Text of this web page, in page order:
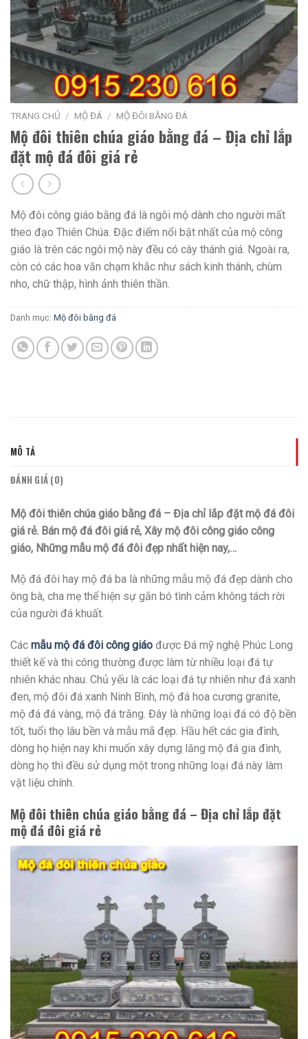
TRANG CHỦ / MỘ ĐÁ / MỘ ĐÔI BẰNG ĐÁ
Mộ đôi thiên chúa giáo bằng đá – Địa chỉ lắp
đặt mộ đá đôi giá rẻ
Mộ đôi công giáo bằng đá là ngôi mộ dành cho người mất
theo đạo Thiên Chúa. Đặc điểm nổi bật nhất của mộ công
giáo là trên các ngôi mộ này đều có cây thánh giá. Ngoài ra,
còn có các hoa văn chạm khắc như sách kinh thánh, chùm
nho, chữ thập, hình ảnh thiên thần.
Danh mục: Mộ đôi bằng đá
MÔ TẢ
ĐÁNH GIÁ (0)
Mộ đôi thiên chúa giáo bằng đá – Địa chỉ lắp đặt mộ đá đôi
giá rẻ. Bán mộ đá đôi giá rẻ, Xây mộ đôi công giáo công
giáo, Những mẫu mộ đá đôi đẹp nhất hiện nay,…
Mộ đá đôi hay mộ đá ba là những mẫu mộ đá đẹp dành cho
ông bà, cha mẹ thể hiện sự gắn bó tình cảm không tách rời
của người đá khuất.
Các mẫu mộ đá đôi công giáo được Đá mỹ nghệ Phúc Long
thiết kế và thi công thường được làm từ nhiều loại đá tự
nhiên khác nhau. Chủ yếu là các loại đá tự nhiên như đá xanh
đen, mộ đôi đá xanh Ninh Bình, mộ đá hoa cương granite,
mộ đá đá vàng, mộ đá trắng. Đây là những loại đá có độ bền
tốt, tuổi thọ lâu bền và mẫu mã đẹp. Hầu hết các gia đình,
dòng họ hiện nay khi muốn xây dựng lăng mộ đá gia đình,
dòng họ thì đều sử dụng một trong những loại đá này làm
vật liệu chính.
Mộ đôi thiên chúa giáo bằng đá – Địa chỉ lắp đặt
mộ đá đôi giá rẻ